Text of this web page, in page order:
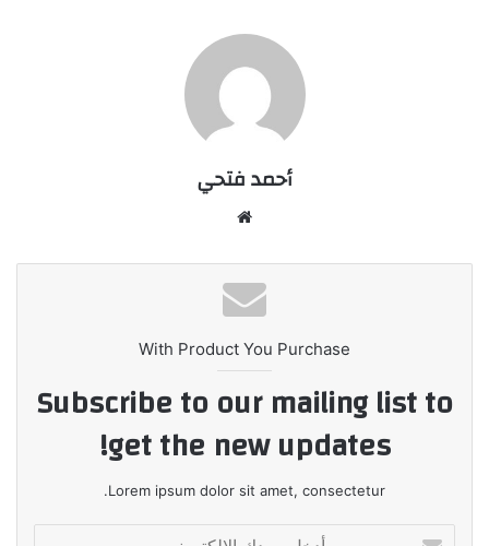
أحمد فتحي
With Product You Purchase
Subscribe to our mailing list to
get the new updates!
Lorem ipsum dolor sit amet, consectetur.